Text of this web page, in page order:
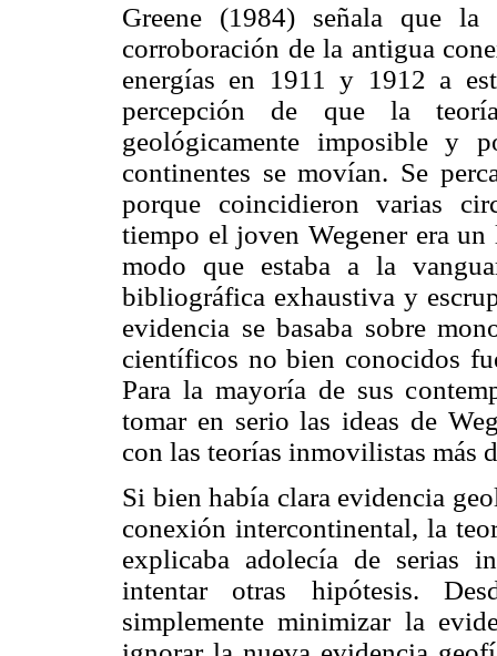
Greene (1984) señala que
corroboración de la antigua
energías en 1911 y 1912 a
percepción de que la
geológicamente imposible y
continentes se movían. Se
porque coincidieron varias
tiempo el joven Wegener era un
modo que estaba a la
bibliográfica exhaustiva y
evidencia se basaba sobre
científicos no bien conocidos
Para la mayoría de sus
tomar en serio las ideas de
con las teorías inmovilistas más
Si bien había clara evidencia
conexión intercontinental, la
explicaba adolecía de serias
intentar otras hipótesis.
simplemente minimizar la